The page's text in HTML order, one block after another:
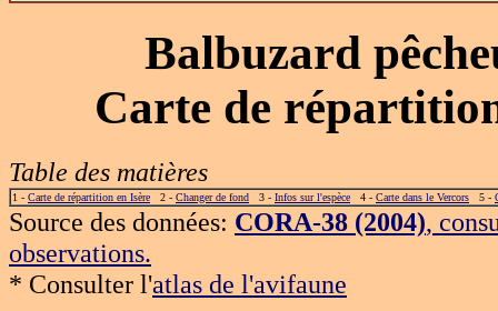
Balbuzard
Carte de
Table des matières
1 - Carte de répartition en Isère 2 - Changer de fond 3 - Infos sur l'espèce 4 - Carte dans le Vercors 5 -
Source des données: CORA-38 (2004),
observations.
* Consulter l'atlas de l'avifaune